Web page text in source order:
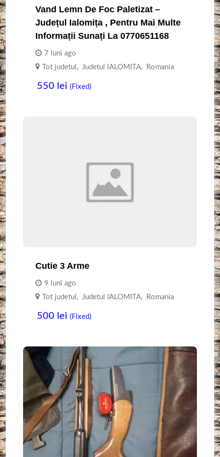
Vand Lemn De Foc Paletizat –
Județul Ialomița , Pentru Mai Multe
Informații Sunați La 0770651168
7 luni ago
Tot judetul , Judetul IALOMITA, Romania
550 lei (Fixed)
Cutie 3 Arme
9 luni ago
Tot judetul , Judetul IALOMITA, Romania
500 lei (Fixed)